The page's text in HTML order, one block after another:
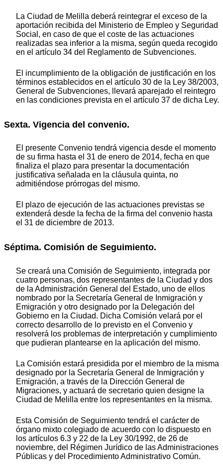
La Ciudad de Melilla deberá reintegrar el exceso de la
aportación recibida del Ministerio de Empleo y Seguridad
Social, en caso de que el coste de las actuaciones
realizadas sea inferior a la misma, según queda recogido
en el artículo 34 del Reglamento de Subvenciones.
El incumplimiento de la obligación de justificación en los
términos establecidos en el artículo 30 de la Ley 38/2003,
General de Subvenciones, llevará aparejado el reintegro
en las condiciones prevista en el artículo 37 de dicha Ley.
Sexta. Vigencia del convenio.
El presente Convenio tendrá vigencia desde el momento
de su firma hasta el 31 de enero de 2014, fecha en que
finaliza el plazo para presentar la documentación
justificativa señalada en la cláusula quinta, no
admitiéndose prórrogas del mismo.
El plazo de ejecución de las actuaciones previstas se
extenderá desde la fecha de la firma del convenio hasta
el 31 de diciembre de 2013.
Séptima. Comisión de Seguimiento.
Se creará una Comisión de Seguimiento, integrada por
cuatro personas, dos representantes de la Ciudad y dos
de la Administración General del Estado, uno de ellos
nombrado por la Secretaría General de Inmigración y
Emigración y otro designado por la Delegación del
Gobierno en la Ciudad. Dicha Comisión velará por el
correcto desarrollo de lo previsto en el Convenio y
resolverá los problemas de interpretación y cumplimiento
que pudieran plantearse en la aplicación del mismo.
La Comisión estará presidida por el miembro de la misma
designado por la Secretaría General de Inmigración y
Emigración, a través de la Dirección General de
Migraciones, y actuará de secretario quien designe la
Ciudad de Melilla entre los representantes en la misma.
Esta Comisión de Seguimiento tendrá el carácter de
órgano mixto colegiado de acuerdo con lo dispuesto en
los artículos 6.3 y 22 de la Ley 30/1992, de 26 de
noviembre, del Régimen Jurídico de las Administraciones
Públicas y del Procedimiento Administrativo Común.